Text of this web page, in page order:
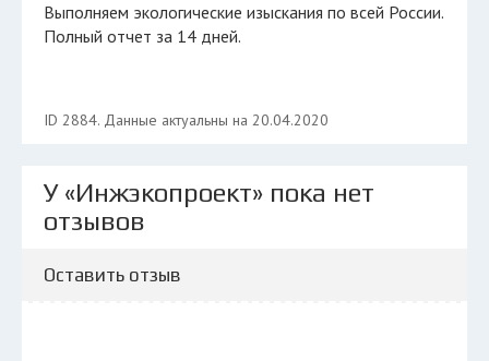
Выполняем экологические изыскания по всей России.
Полный отчет за 14 дней.
ID 2884. Данные актуальны на 20.04.2020
У «Инжэкопроект» пока нет
отзывов
Оставить отзыв